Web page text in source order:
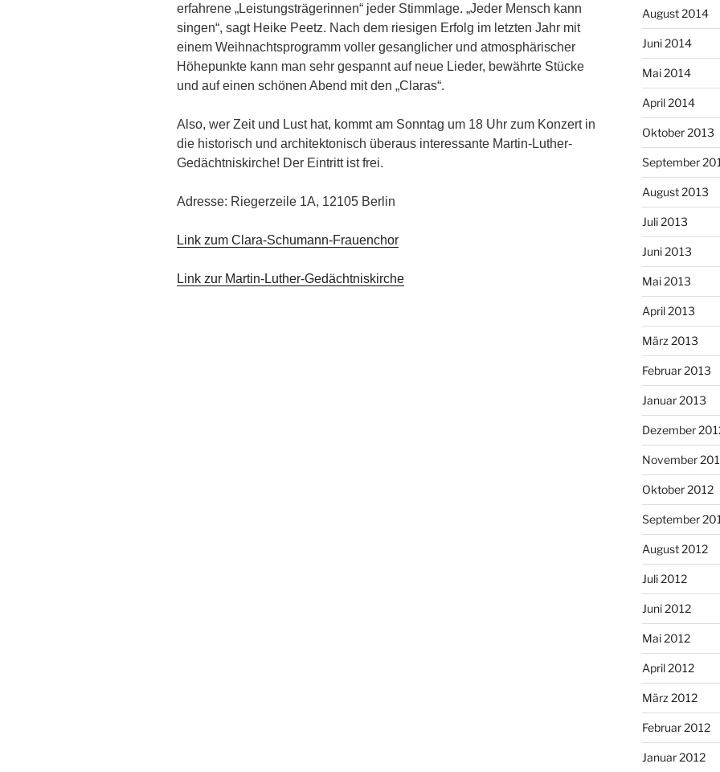
erfahrene „Leistungsträgerinnen“ jeder Stimmlage. „Jeder Mensch kann
singen“, sagt Heike Peetz. Nach dem riesigen Erfolg im letzten Jahr mit
einem Weihnachtsprogramm voller gesanglicher und atmosphärischer
Höhepunkte kann man sehr gespannt auf neue Lieder, bewährte Stücke
und auf einen schönen Abend mit den „Claras“.
Also, wer Zeit und Lust hat, kommt am Sonntag um 18 Uhr zum Konzert in
die historisch und architektonisch überaus interessante Martin-Luther-
Gedächtniskirche! Der Eintritt ist frei.
Adresse: Riegerzeile 1A, 12105 Berlin
Link zum Clara-Schumann-Frauenchor
Link zur Martin-Luther-Gedächtniskirche
August 2014
Juni 2014
Mai 2014
April 2014
Oktober 2013
September
August 2013
Juli 2013
Juni 2013
Mai 2013
April 2013
März 2013
Februar 2013
Januar 2013
Dezember
November
Oktober 2012
September
August 2012
Juli 2012
Juni 2012
Mai 2012
April 2012
März 2012
Februar 2012
Januar 2012